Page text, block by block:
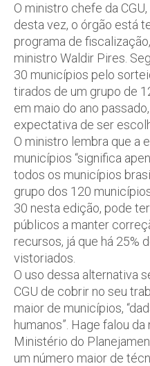
O ministro chefe da
desta vez, o órgão está
programa de
ministro Waldir Pires.
30 municípios pelo
tirados de um grupo de
em maio do ano
expectativa de ser
O ministro lembra que a
municípios “significa
todos os municípios
grupo dos 120
30 nesta edição, pode
públicos a manter
recursos, já que há 25%
vistoriados.
O uso dessa alternativa
CGU de cobrir no seu
maior de municípios,
humanos”. Hage falou
Ministério do
um número maior de